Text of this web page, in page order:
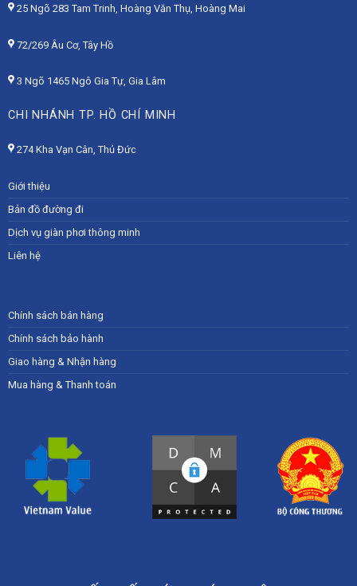
25 Ngõ 283 Tam Trinh, Hoàng Văn Thụ, Hoàng Mai
72/269 Âu Cơ, Tây Hồ
3 Ngõ 1465 Ngô Gia Tự, Gia Lâm
CHI NHÁNH TP. HỒ CHÍ MINH
274 Kha Vạn Cân, Thủ Đức
Giới thiệu
Bản đồ đường đi
Dịch vụ giàn phơi thông minh
Liên hệ
Chính sách bán hàng
Chính sách bảo hành
Giao hàng & Nhận hàng
Mua hàng & Thanh toán